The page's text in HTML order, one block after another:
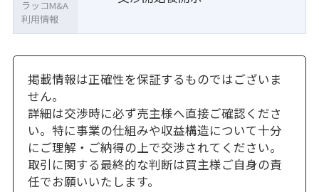
ラッコM&A
利用情報
掲載情報は正確性を保証するものではございま
せん。
詳細は交渉時に必ず売主様へ直接ご確認くださ
い。特に事業の仕組みや収益構造について十分
にご理解・ご納得の上で交渉されてください。
取引に関する最終的な判断は買主様ご自身の責
任でお願いいたします。